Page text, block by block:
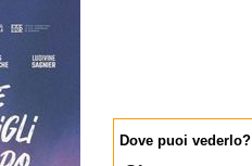
Dove puoi vederlo?